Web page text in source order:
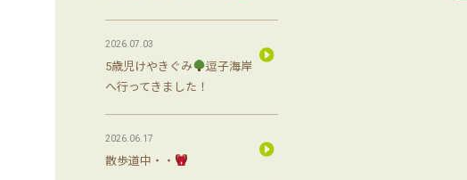
5歳児けやきぐみ
逗子海岸
へ行ってきました！
2026.07.03
散歩道中・・
2026.06.17